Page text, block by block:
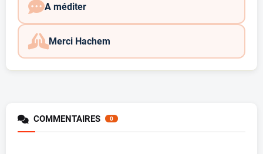
A méditer
Merci Hachem
COMMENTAIRES 0